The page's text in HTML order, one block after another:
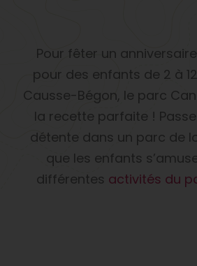
Pour fêter un
pour des enfants de 2 à
Causse-Bégon, le parc
la recette parfaite !
détente dans un parc de
que les enfants
différentes activités du